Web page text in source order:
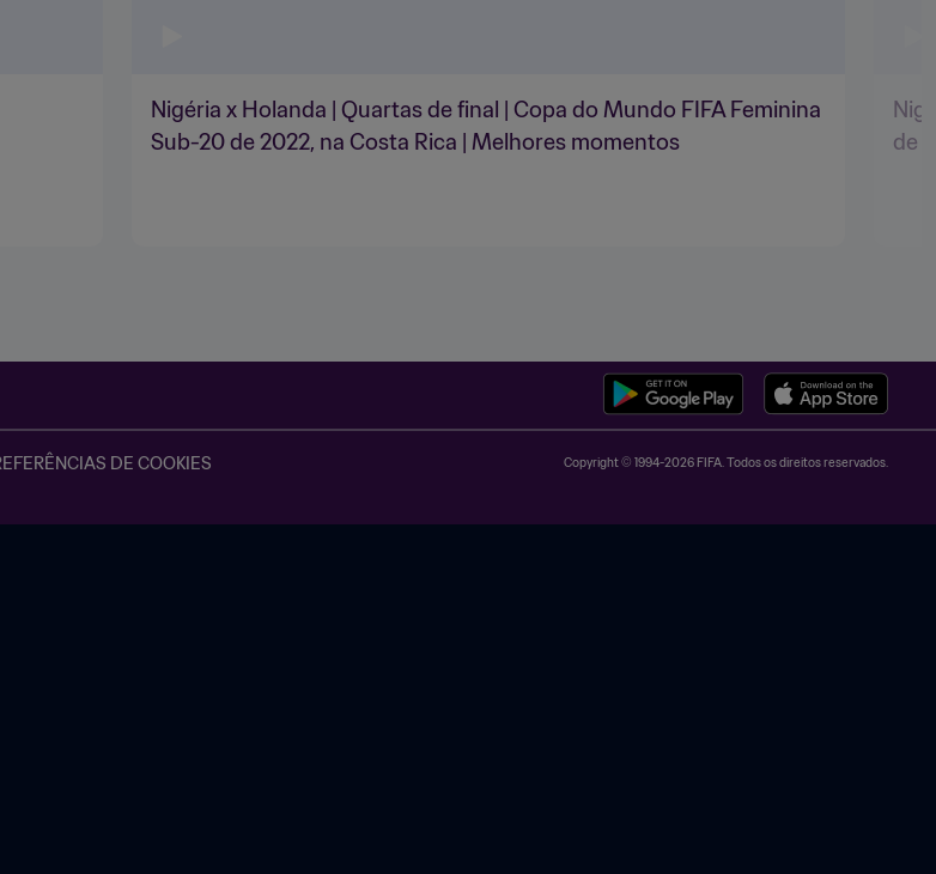
Nigéria x Holanda | Quartas de final | Copa do Mundo FIFA Feminina
Sub-20 de 2022, na Costa Rica | Melhores momentos
de
DE COOKIES Copyright © 1994-2026 FIFA. Todos os direitos reservados.